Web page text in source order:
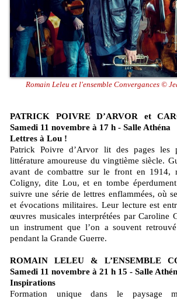
Romain Leleu et l'ensemble Convergances ©
PATRICK POIVRE D’ARVOR et CAROLINE GLORY -
Samedi 11 novembre à 17 h - Salle Athéna
Lettres à Lou !
Patrick Poivre d’Arvor lit des pages les
littérature amoureuse du vingtième siècle.
avant de combattre sur le front en 1914,
Coligny, dite Lou, et en tombe éperdument
suivre une série de lettres enflammées, où
et évocations militaires. Leur lecture est
œuvres musicales interprétées par Caroline
un instrument que l’on a souvent
pendant la Grande Guerre.
ROMAIN LELEU & L’ENSEMBLE
Samedi 11 novembre à 21 h 15 - Salle
Inspirations
Formation unique dans le paysage